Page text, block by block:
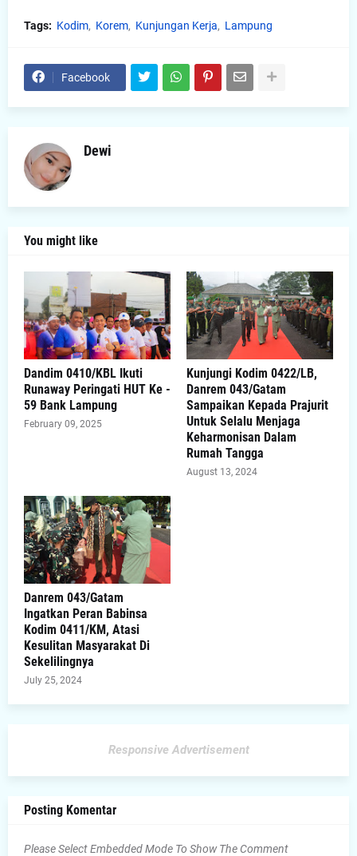
Tags: Kodim Korem Kunjungan Kerja Lampung
Facebook
Dewi
You might like
Dandim 0410/KBL Ikuti
Runaway Peringati HUT Ke -
59 Bank Lampung
February 09, 2025
Kunjungi Kodim 0422/LB,
Danrem 043/Gatam
Sampaikan Kepada Prajurit
Untuk Selalu Menjaga
Keharmonisan Dalam
Rumah Tangga
August 13, 2024
Danrem 043/Gatam
Ingatkan Peran Babinsa
Kodim 0411/KM, Atasi
Kesulitan Masyarakat Di
Sekelilingnya
July 25, 2024
Responsive Advertisement
Posting Komentar
Please Select Embedded Mode To Show The Comment